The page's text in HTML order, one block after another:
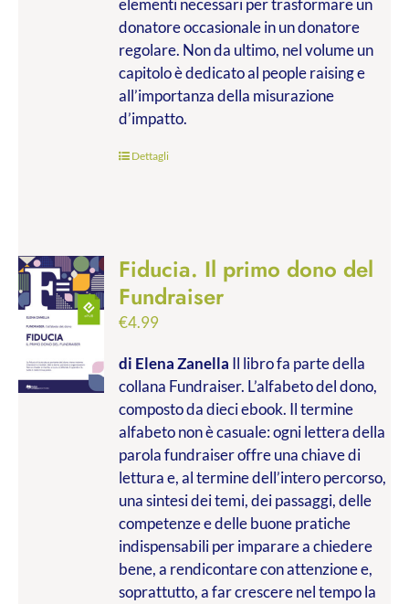
elementi necessari per trasformare un
donatore occasionale in un donatore
regolare. Non da ultimo, nel volume un
capitolo è dedicato al people raising e
all’importanza della misurazione
d’impatto.
Dettagli
Fiducia. Il primo dono del
Fundraiser
€4.99
di Elena Zanella Il libro fa parte della
collana Fundraiser. L’alfabeto del dono,
composto da dieci ebook. Il termine
alfabeto non è casuale: ogni lettera della
parola fundraiser offre una chiave di
lettura e, al termine dell’intero percorso,
una sintesi dei temi, dei passaggi, delle
competenze e delle buone pratiche
indispensabili per imparare a chiedere
bene, a rendicontare con attenzione e,
soprattutto, a far crescere nel tempo la